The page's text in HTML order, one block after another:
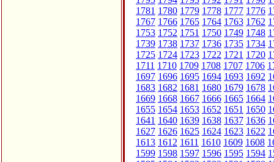
1781 1780 1779 1778 1777 1776
1767 1766 1765 1764 1763 1762
1753 1752 1751 1750 1749 1748
1739 1738 1737 1736 1735 1734
1725 1724 1723 1722 1721 1720
1711 1710 1709 1708 1707 1706
1697 1696 1695 1694 1693 1692
1683 1682 1681 1680 1679 1678
1669 1668 1667 1666 1665 1664
1655 1654 1653 1652 1651 1650
1641 1640 1639 1638 1637 1636
1627 1626 1625 1624 1623 1622
1613 1612 1611 1610 1609 1608
1599 1598 1597 1596 1595 1594